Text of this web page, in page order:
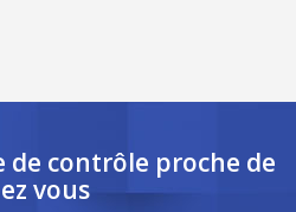
de contrôle proche de
vous